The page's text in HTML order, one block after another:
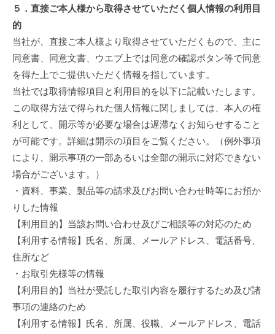
５．直接ご本人様から取得させていただく個人情報の利用目
的
当社が、直接ご本人様より取得させていただくもので、主に
同意書、同意文書、ウエブ上では同意の確認ボタン等で同意
を得た上でご提供いただく情報を指しています。
当社では取得情報項目と利用目的を以下に記載いたします。
この取得方法で得られた個人情報に関しましては、本人の権
利として、開示等が必要な場合は遅滞なくお知らせすること
が可能です。詳細は開示の項目をご覧ください。（例外事項
により、開示事項の一部あるいは全部の開示に対応できない
場合がございます。）
・資料、事業、製品等の請求及びお問い合わせ時等にお預か
りした情報
【利用目的】当該お問い合わせ及びご相談等の対応のため
【利用する情報】氏名、所属、メールアドレス、電話番号、
住所など
・お取引先様等の情報
【利用目的】当社が受託した取引内容を履行するため及び諸
事項の連絡のため
【利用する情報】氏名、所属、役職、メールアドレス、電話